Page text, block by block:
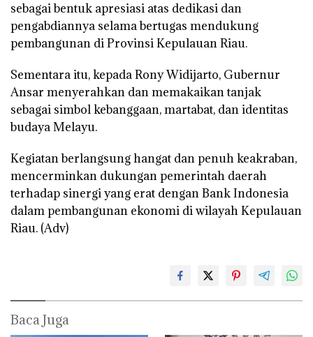
sebagai bentuk apresiasi atas dedikasi dan
pengabdiannya selama bertugas mendukung
pembangunan di Provinsi Kepulauan Riau.
Sementara itu, kepada Rony Widijarto, Gubernur
Ansar menyerahkan dan memakaikan tanjak
sebagai simbol kebanggaan, martabat, dan identitas
budaya Melayu.
Kegiatan berlangsung hangat dan penuh keakraban,
mencerminkan dukungan pemerintah daerah
terhadap sinergi yang erat dengan Bank Indonesia
dalam pembangunan ekonomi di wilayah Kepulauan
Riau. (Adv)
Baca Juga